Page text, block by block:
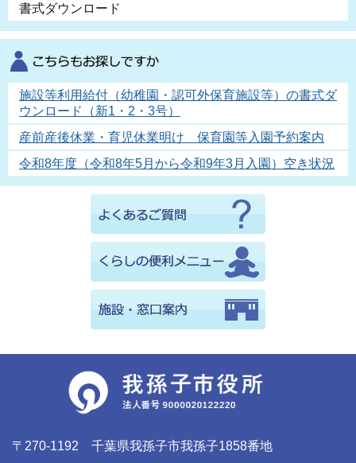
書式ダウンロード
施設等利用給付（幼稚園・認可外保育施設等）の書式ダ
ウンロード（新1・2・3号）
産前産後休業・育児休業明け 保育園等入園予約案内
令和8年度（令和8年5月から令和9年3月入園）空き状況
〒270-1192 千葉県我孫子市我孫子1858番地